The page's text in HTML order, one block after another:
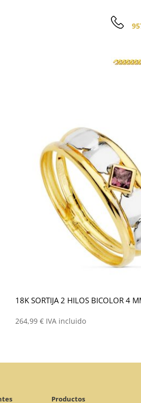
18K SORTIJA 2 HILOS BICOLOR 4
264,99 € IVA incluido
Productos